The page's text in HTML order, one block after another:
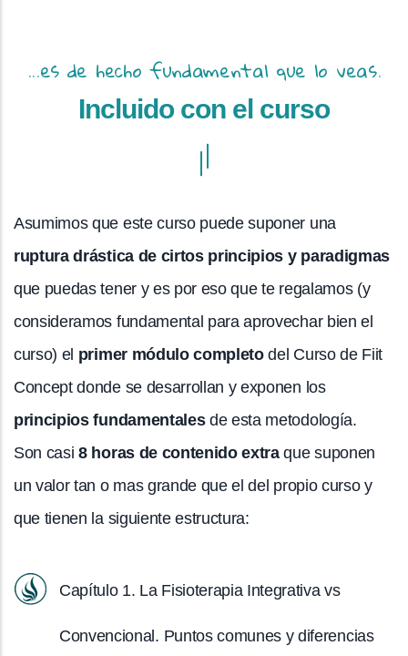
...es de hecho fundamental que lo veas.
Incluido con el curso
Asumimos que este curso puede suponer una
ruptura drástica de cirtos principios y paradigmas
que puedas tener y es por eso que te regalamos (y
consideramos fundamental para aprovechar bien el
curso) el primer módulo completodel Curso de Fiit
Concept donde se desarrollan y exponen los
principios fundamentalesde esta metodología.
Son casi8 horas de contenido extraque suponen
un valor tan o mas grande que el del propio curso y
que tienen la siguiente estructura:
Capítulo 1. La Fisioterapia Integrativa vs
Convencional. Puntos comunes y diferencias